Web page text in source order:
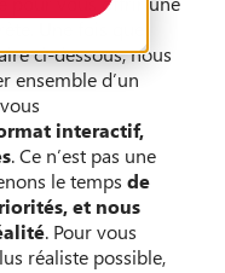
ci-dessous, nous
ensemble d’un
interactif,
. Ce n’est pas une
le temps de
et nous
. Pour vous
réaliste possible,